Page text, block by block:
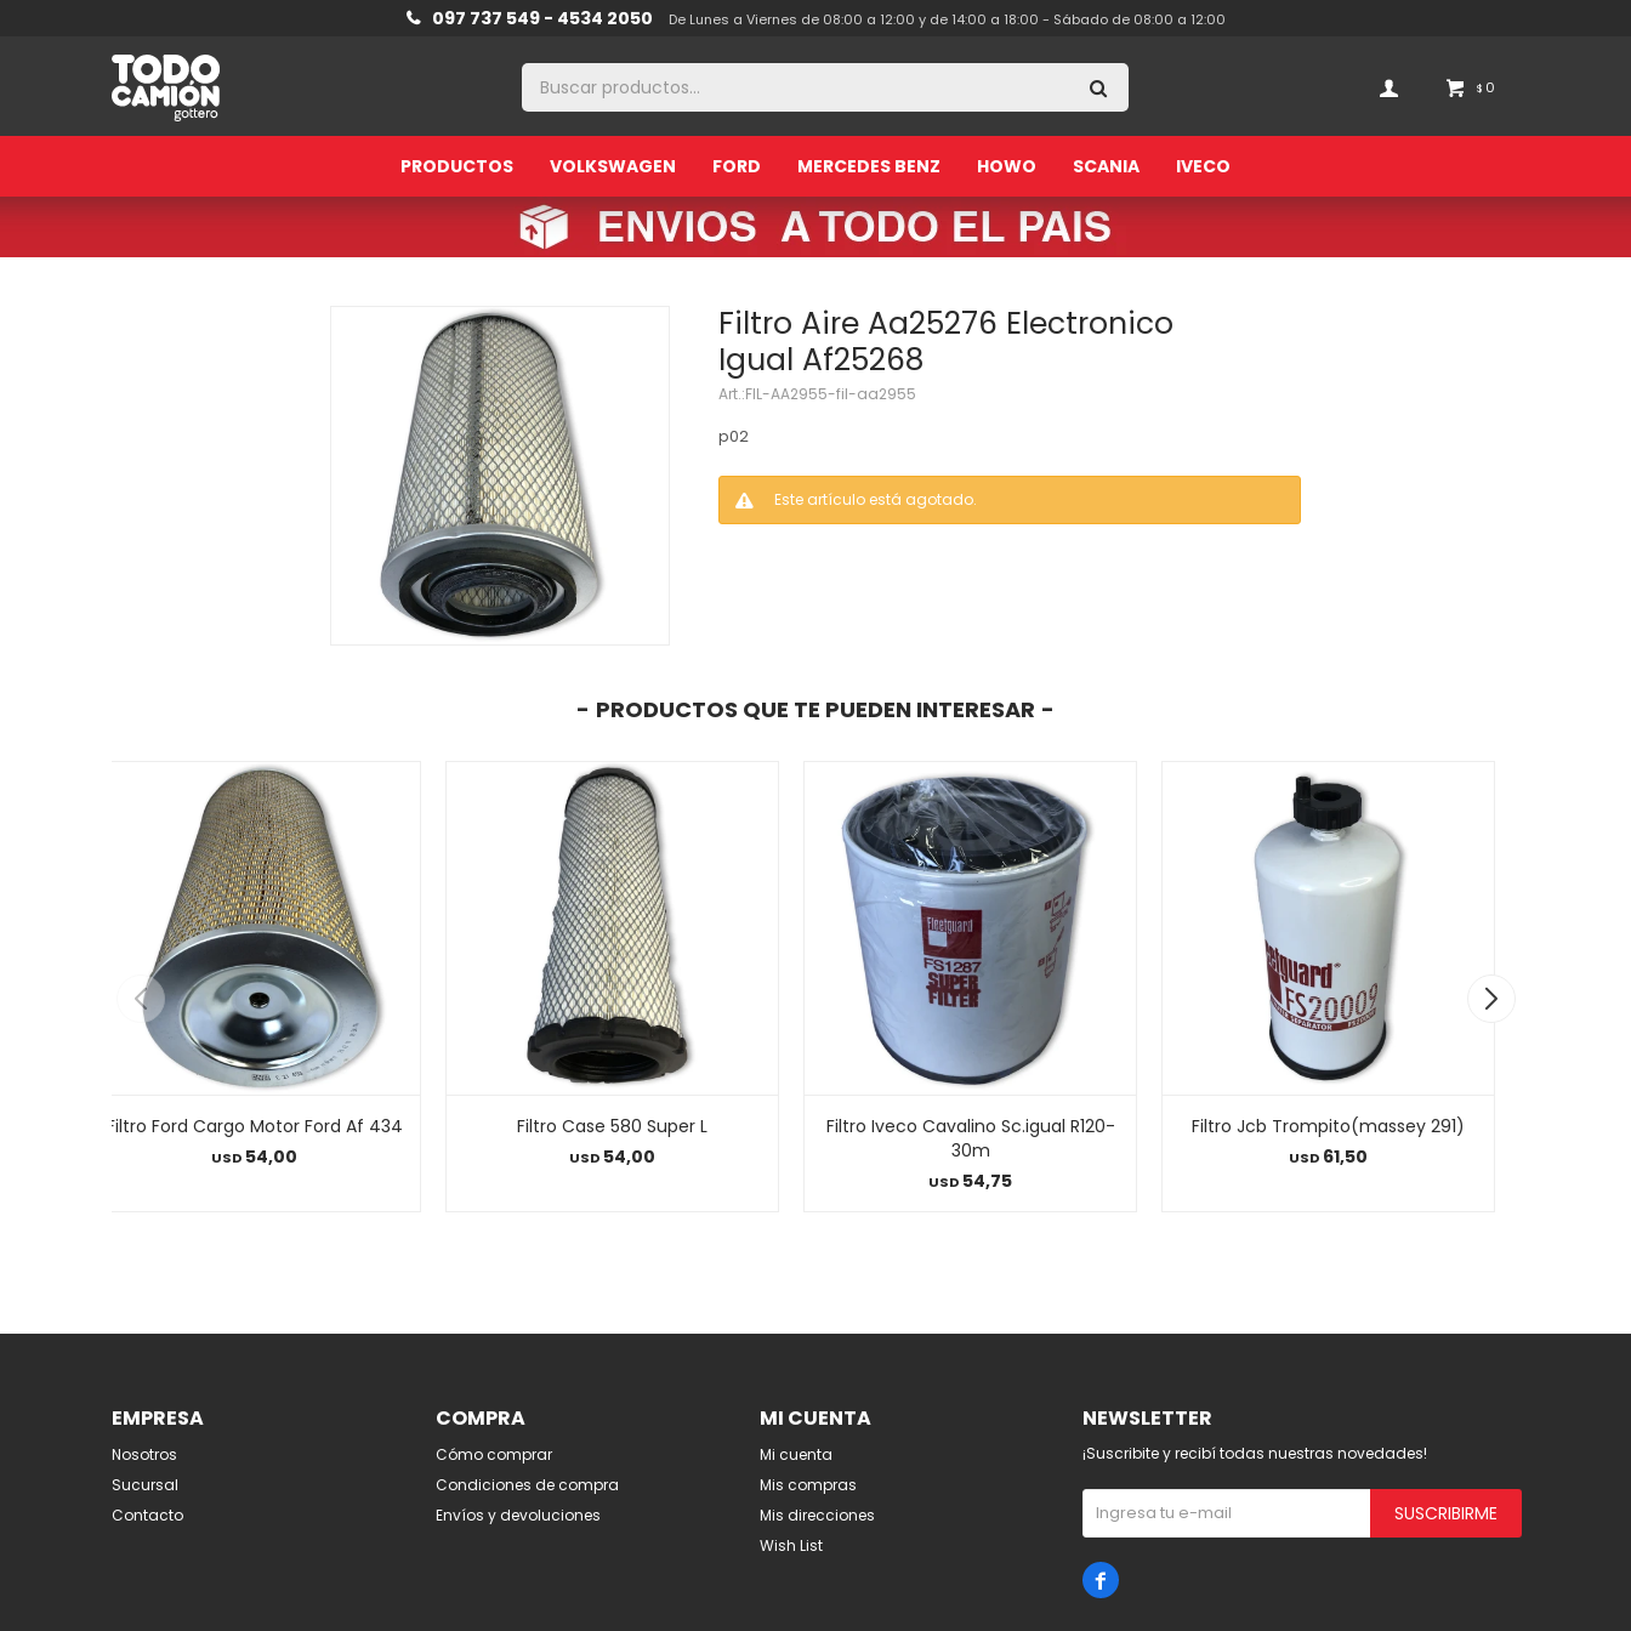
PRODUCTOS VOLKSWAGEN FORD MERCEDES BENZ HOWO SCANIA IVECO
$ 0
097 737 549 - 4534 2050 De Lunes a Viernes de 08:00 a 12:00 y de 14:00 a 18:00 - Sábado de 08:00 a 12:00
Filtro Aire Aa25276 Electronico
Igual Af25268
FIL-AA2955-fil-aa2955
p02
Este artículo está agotado.
PRODUCTOS QUE TE PUEDEN INTERESAR
Filtro Ford Cargo Motor Ford Af 434
USD 54,00
Filtro Case 580 Super L
USD 54,00
Filtro Iveco Cavalino Sc.igual R120-
30m
USD 54,75
Filtro Jcb Trompito(massey 291)
USD 61,50
EMPRESA
Nosotros
Sucursal
Contacto
COMPRA
Cómo comprar
Condiciones de compra
Envíos y devoluciones
MI CUENTA
Mi cuenta
Mis compras
Mis direcciones
Wish List
NEWSLETTER
¡Suscribite y recibí todas nuestras novedades!
SUSCRIBIRME
